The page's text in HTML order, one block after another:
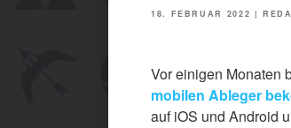
POSTED
18. FEBRUAR 2022 |
Vor einigen Monaten
mobilen Ableger
auf iOS und Android